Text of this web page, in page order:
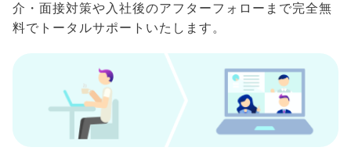
介・面接対策や入社後のアフターフォローまで完全無
料でトータルサポートいたします。